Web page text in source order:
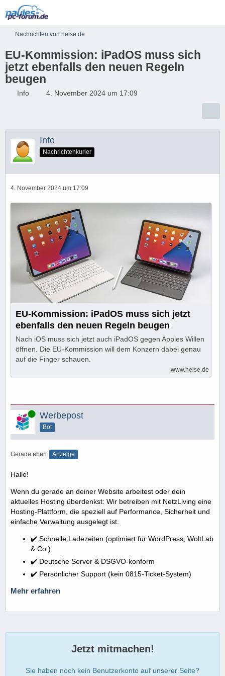
Nachrichten von heise.de
EU-Kommission: iPadOS muss sich
jetzt ebenfalls den neuen Regeln
beugen
Info 4. November 2024 um 17:09
Info
Nachrichtenkurier
4. November 2024 um 17:09
EU-Kommission: iPadOS muss sich jetzt
ebenfalls den neuen Regeln beugen
Nach iOS muss sich jetzt auch iPadOS gegen Apples Willen
öffnen. Die EU-Kommission will dem Konzern dabei genau
auf die Finger schauen.
www.heise.de
Online Werbepost
Bot
Gerade eben Anzeige
Hallo!
Wenn du gerade an deiner Website arbeitest oder dein
aktuelles Hosting überdenkst: Wir betreiben mit NetzLiving eine
Hosting-Plattform, die speziell auf Performance, Sicherheit und
einfache Verwaltung ausgelegt ist.
✔️ Schnelle Ladezeiten (optimiert für WordPress, WoltLab
& Co.)
✔️ Deutsche Server & DSGVO-konform
✔️ Persönlicher Support (kein 0815-Ticket-System)
Mehr erfahren
Jetzt mitmachen!
Sie haben noch kein Benutzerkonto auf unserer Seite?